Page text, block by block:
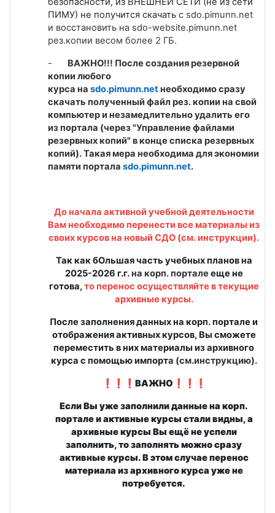
ПИМУ) не получится скачать с sdo.pimunn.net
и восстановить на sdo-website.pimunn.net
рез.копии весом более 2 ГБ.
-
ВАЖНО!!! После создания резервной
копии любого
курса на sdo.pimunn.netнеобходимо сразу
скачать полученный файл рез. копии на свой
компьютер и незамедлительно удалить его
из портала (через "Управление файлами
резервных копий" в конце списка резервных
копий). Такая мера необходима для экономии
памяти портала sdo.pimunn.net.
До начала активной учебной деятельности
Вам необходимо перенести все материалы из
своих курсов на новый СДО (см. инструкции).
Так как бОльшая часть учебных планов на
2025-2026 г.г.на корп. портале еще не
готова,то перенос осуществляйте в текущие
архивные курсы.
После заполнения данных на корп. портале и
отображения активных курсов, Вы сможете
переместить в них материалы из архивного
курса с помощью импорта (см.инструкцию).
❗❗❗ВАЖНО❗❗❗
Если Вы уже заполнили данные на корп.
портале и активные курсы стали видны, а
архивные курсы Вы ещё не успели
заполнить, то заполнять можно сразу
активные курсы. В этом случае перенос
материала из архивного курса уже не
потребуется.